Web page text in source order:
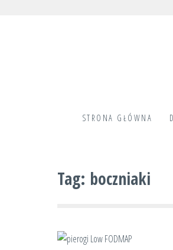
STRONA GŁÓWNA
Tag: boczniaki